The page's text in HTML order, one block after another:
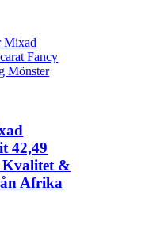
42,49
Kvalitet &
Afrika